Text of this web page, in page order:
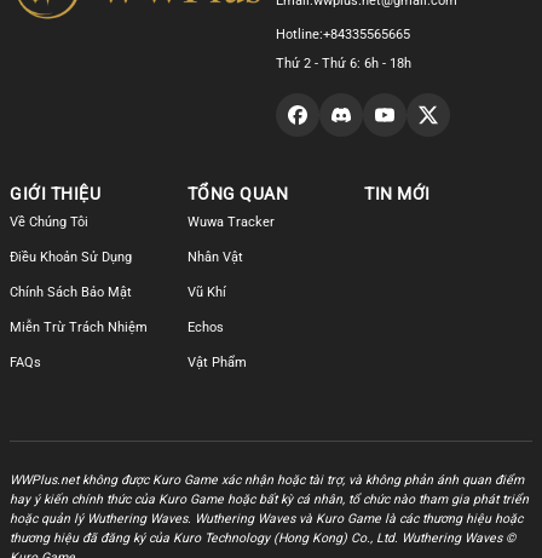
Hotline:+84335565665
Thứ 2 - Thứ 6: 6h - 18h
GIỚI THIỆU
Về Chúng Tôi
Điều Khoản Sử Dụng
Chính Sách Bảo Mật
Miễn Trừ Trách Nhiệm
FAQs
TỔNG QUAN
Wuwa Tracker
Nhân Vật
Vũ Khí
Echos
Vật Phẩm
TIN MỚI
WWPlus.net không được Kuro Game xác nhận hoặc tài trợ, và không phản ánh quan điểm
hay ý kiến chính thức của Kuro Game hoặc bất kỳ cá nhân, tổ chức nào tham gia phát triển
hoặc quản lý Wuthering Waves. Wuthering Waves và Kuro Game là các thương hiệu hoặc
thương hiệu đã đăng ký của Kuro Technology (Hong Kong) Co., Ltd. Wuthering Waves ©